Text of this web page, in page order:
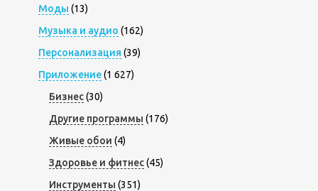
Моды (13)
Музыка и аудио (162)
Персонализация (39)
Приложение(1 627)
Бизнес(30)
Другие программы (176)
Живые обои (4)
Здоровье и фитнес(45)
Инструменты (351)